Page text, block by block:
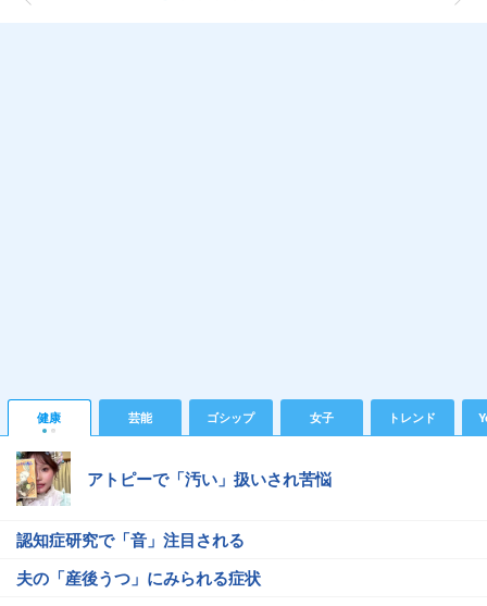
健康 芸能 ゴシップ 女子 トレンド
アトピーで「汚い」扱いされ苦悩
認知症研究で「音」注目される
夫の「産後うつ」にみられる症状